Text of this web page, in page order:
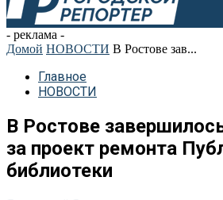
- реклама -
Домой НОВОСТИ В Ростове зав...
Главное
НОВОСТИ
В Ростове
за проект ремонта
библиотеки